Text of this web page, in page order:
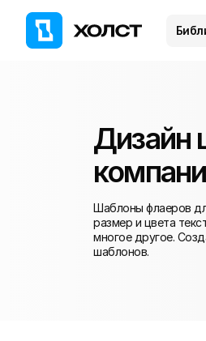
Дизайн
Шаблоны флаеров
размер и цвета
многое другое.
шаблонов.